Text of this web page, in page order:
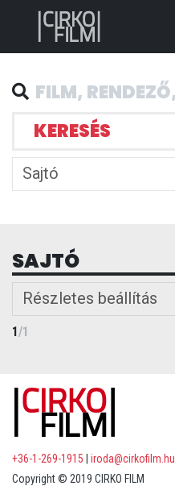
KERESÉS
Sajtó
SAJTÓ
Részletes beállítás
1/1
+36-1-269-1915
iroda@cirkofilm.hu
Copyright © 2019 CIRKO FILM